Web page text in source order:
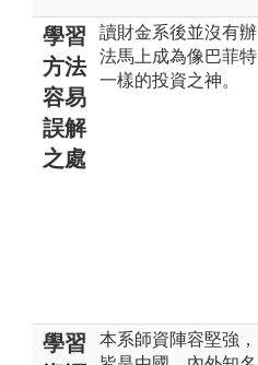
學習
方法
容易
誤解
之處
讀財金系後並沒有辦
法馬上成為像巴菲特
一樣的投資之神。
學習
本系師資陣容堅強，